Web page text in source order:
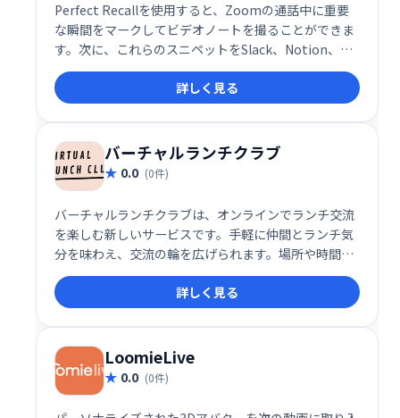
Perfect Recallを使用すると、Zoomの通話中に重要
な瞬間をマークしてビデオノートを撮ることができま
す。次に、これらのスニペットをSlack、Notion、ま
たはその他の場所で共有します。
詳しく見る
バーチャルランチクラブ
0.0 (0件)
バーチャルランチクラブは、オンラインでランチ交流
を楽しむ新しいサービスです。手軽に仲間とランチ気
分を味わえ、交流の輪を広げられます。場所や時間に
縛られず、気の合う仲間とのランチタイムを充実させ
ましょう。
詳しく見る
LoomieLive
0.0 (0件)